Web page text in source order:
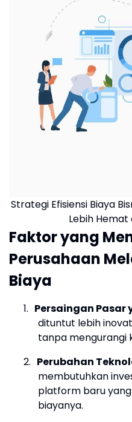
Strategi Efisiensi Biaya
Lebih
Faktor yang
Perusahaan
Biaya
1. Persaingan Pasar
dituntut lebih
tanpa mengurangi
2. Perubahan
membutuhkan
platform baru
biayanya.